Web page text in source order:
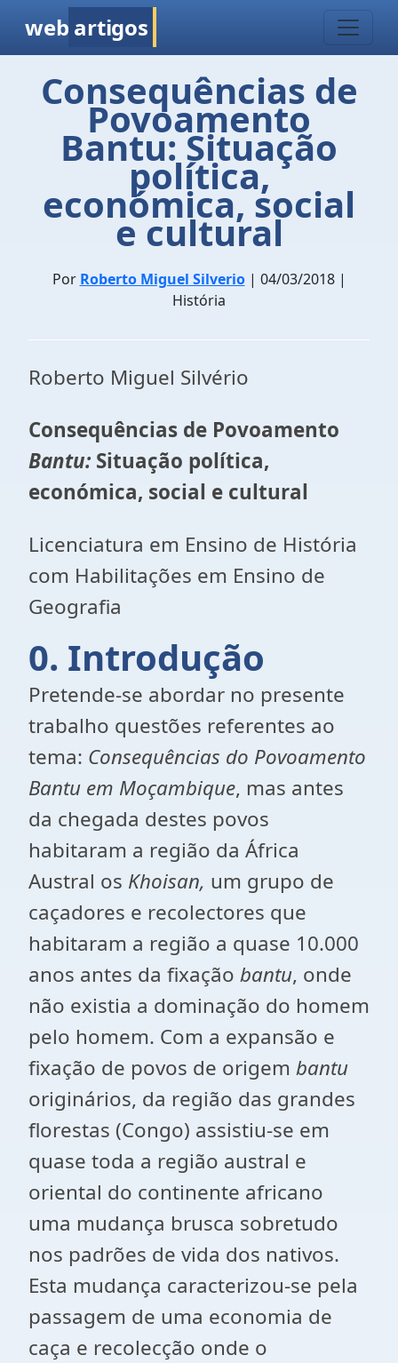
web artigos
Consequências de
Povoamento
Bantu: Situação
política,
económica, social
e cultural
Por Roberto Miguel Silverio| 04/03/2018 |
História
Roberto Miguel Silvério
Consequências de Povoamento
Bantu: Situação política,
económica, social e cultural
Licenciatura em Ensino de História
com Habilitações em Ensino de
Geografia
0. Introdução
Pretende-se abordar no presente
trabalho questões referentes ao
tema: Consequências do Povoamento
Bantu em Moçambique, mas antes
da chegada destes povos
habitaram a região da África
Austral os Khoisan, um grupo de
caçadores e recolectores que
habitaram a região a quase 10.000
anos antes da fixação bantu, onde
não existia a dominação do homem
pelo homem. Com a expansão e
fixação de povos de origem bantu
originários, da região das grandes
florestas (Congo) assistiu-se em
quase toda a região austral e
oriental do continente africano
uma mudança brusca sobretudo
nos padrões de vida dos nativos.
Esta mudança caracterizou-se pela
passagem de uma economia de
caça e recolecção onde o